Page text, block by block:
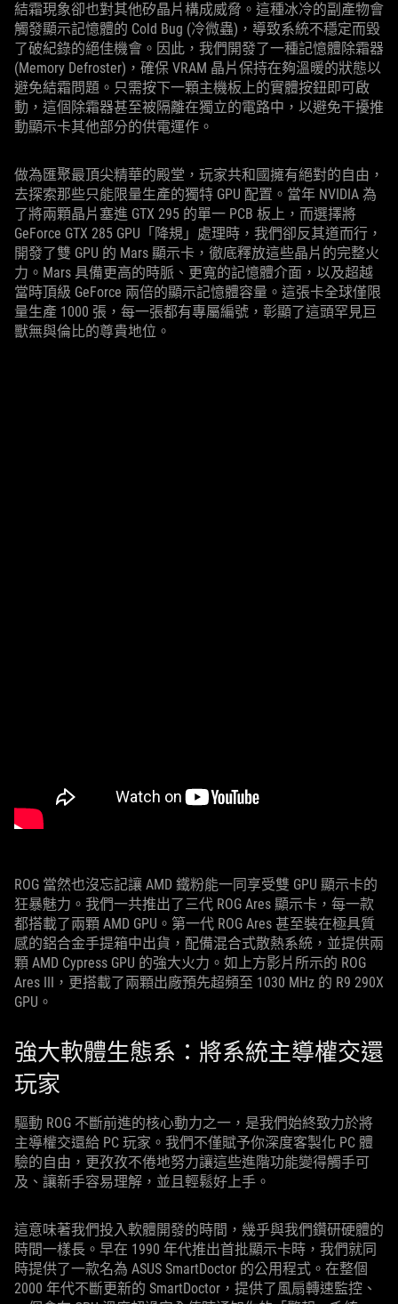
結霜現象卻也對其他矽晶片構成威脅。這種冰冷的副產物會
觸發顯示記憶體的 Cold Bug (冷微蟲)，導致系統不穩定而毀
了破紀錄的絕佳機會。因此，我們開發了一種記憶體除霜器
(Memory Defroster)，確保 VRAM 晶片保持在夠溫暖的狀態以
避免結霜問題。只需按下一顆主機板上的實體按鈕即可啟
動，這個除霜器甚至被隔離在獨立的電路中，以避免干擾推
動顯示卡其他部分的供電運作。
做為匯聚最頂尖精華的殿堂，玩家共和國擁有絕對的自由，
去探索那些只能限量生產的獨特 GPU 配置。當年 NVIDIA 為
了將兩顆晶片塞進 GTX 295 的單一 PCB 板上，而選擇將
GeForce GTX 285 GPU「降規」處理時，我們卻反其道而行，
開發了雙 GPU 的 Mars 顯示卡，徹底釋放這些晶片的完整火
力。Mars 具備更高的時脈、更寬的記憶體介面，以及超越
當時頂級 GeForce 兩倍的顯示記憶體容量。這張卡全球僅限
量生產 1000 張，每一張都有專屬編號，彰顯了這頭罕見巨
獸無與倫比的尊貴地位。
ROG 當然也沒忘記讓 AMD 鐵粉能一同享受雙 GPU 顯示卡的
狂暴魅力。我們一共推出了三代 ROG Ares 顯示卡，每一款
都搭載了兩顆 AMD GPU。第一代 ROG Ares 甚至裝在極具質
感的鋁合金手提箱中出貨，配備混合式散熱系統，並提供兩
顆 AMD Cypress GPU 的強大火力。如上方影片所示的 ROG
Ares III，更搭載了兩顆出廠預先超頻至 1030 MHz 的 R9 290X
GPU。
強大軟體生態系：將系統主導權交還
玩家
驅動 ROG 不斷前進的核心動力之一，是我們始終致力於將
主導權交還給 PC 玩家。我們不僅賦予你深度客製化 PC 體
驗的自由，更孜孜不倦地努力讓這些進階功能變得觸手可
及、讓新手容易理解，並且輕鬆好上手。
這意味著我們投入軟體開發的時間，幾乎與我們鑽研硬體的
時間一樣長。早在 1990 年代推出首批顯示卡時，我們就同
時提供了一款名為 ASUS SmartDoctor 的公用程式。在整個
2000 年代不斷更新的 SmartDoctor，提供了風扇轉速監控、